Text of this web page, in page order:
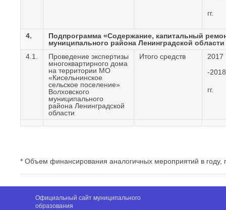
гг.
4.
Подпрограмма «Содержание, капитальный
муниципального района Ленинградской
4.1.
Проведение экспертизы
многоквартирного дома
на территории МО
«Кисельнинское
сельское поселение»
Волховского
муниципального
района Ленинградской
области
Итого средств
2017
-2018
гг.
* Объем финансирования аналогичных мероприятий в
Официальный сайт муниципального
образования